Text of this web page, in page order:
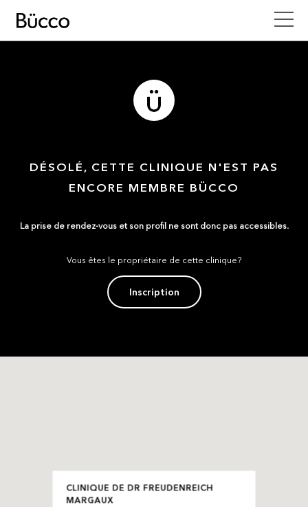
DÉSOLÉ, CETTE CLINIQUE N'EST PAS
ENCORE MEMBRE BÜCCO
La prise de rendez-vous et son profil ne sont donc pas accessibles.
Vous êtes le propriétaire de cette clinique?
Inscription
CLINIQUE DE DR FREUDENREICH
MARGAUX